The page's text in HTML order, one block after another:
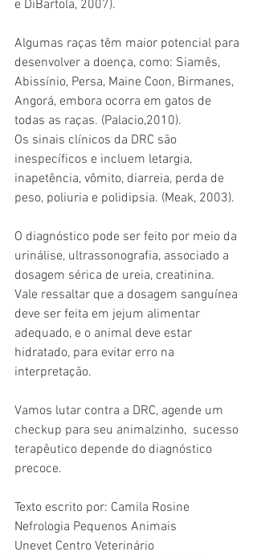
e DiBartola, 2007).
Algumas raças têm maior potencial para
desenvolver a doença, como: Siamês,
Abissínio, Persa, Maine Coon, Birmanes,
Angorá, embora ocorra em gatos de
todas as raças. (Palacio,2010).
Os sinais clínicos da DRC são
inespecíficos e incluem letargia,
inapetência, vômito, diarreia, perda de
peso, poliuria e polidipsia. (Meak, 2003).
O diagnóstico pode ser feito por meio da
urinálise, ultrassonografia, associado a
dosagem sérica de ureia, creatinina.
Vale ressaltar que a dosagem sanguínea
deve ser feita em jejum alimentar
adequado, e o animal deve estar
hidratado, para evitar erro na
interpretação.
Vamos lutar contra a DRC, agende um
checkup para seu animalzinho,  sucesso
terapêutico depende do diagnóstico
precoce.
Texto escrito por: Camila Rosine
Nefrologia Pequenos Animais
Unevet Centro Veterinário